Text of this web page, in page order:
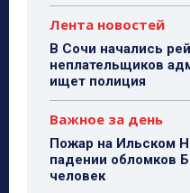
Лента новостей
В Сочи начались
неплательщиков
ищет полиция
Важное за день
Пожар на Ильском
падении обломков
человек